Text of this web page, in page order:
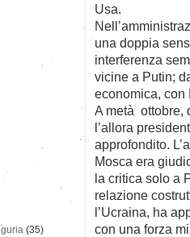
Usa.
una doppia
interferenza
vicine a Putin;
economica, con
A metà ottobre,
l’allora
approfondito.
Mosca era
la critica solo a
relazione
l’Ucraina, ha
con una forza
(35)